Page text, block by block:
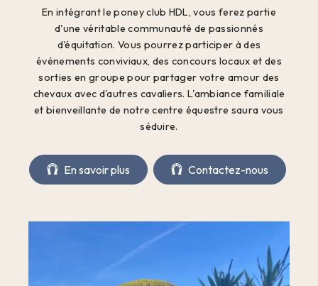
En intégrant le poney club HDL, vous ferez partie
d'une véritable communauté de passionnés
d'équitation. Vous pourrez participer à des
événements conviviaux, des concours locaux et des
sorties en groupe pour partager votre amour des
chevaux avec d'autres cavaliers. L'ambiance familiale
et bienveillante de notre centre équestre saura vous
séduire.
En savoir plus Contactez-nous